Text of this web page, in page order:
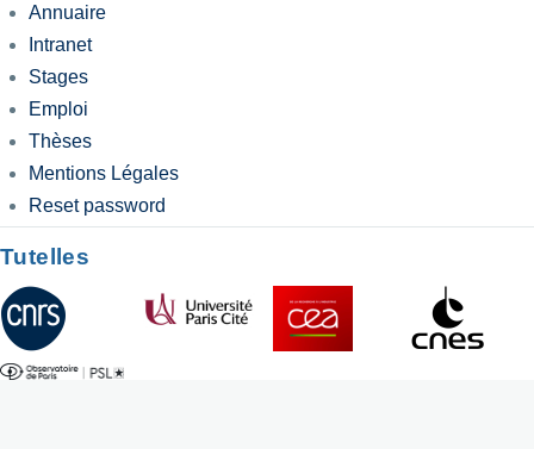
Annuaire
Intranet
Stages
Emploi
Thèses
Mentions Légales
Reset password
Tutelles